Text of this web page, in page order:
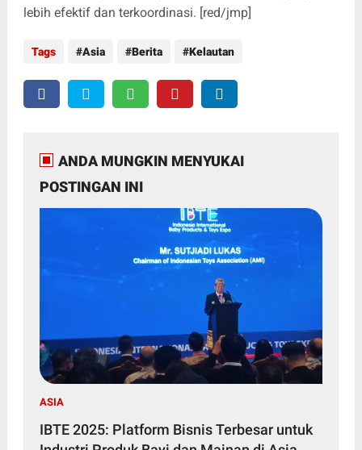
lebih efektif dan terkoordinasi. [red/jmp]
Tags Asia Berita Kelautan
ANDA MUNGKIN MENYUKAI
POSTINGAN INI
ASIA
IBTE 2025: Platform Bisnis Terbesar untuk